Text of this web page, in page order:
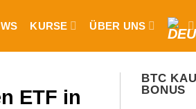
KURSE ÜBER UNS
ETF in
BTC
BONUS